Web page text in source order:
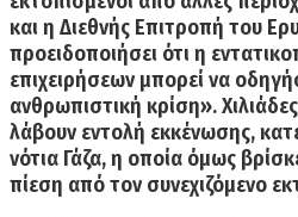
και η Διεθνής Επιτροπή του
προειδοποιήσει ότι η
επιχειρήσεων μπορεί να
ανθρωπιστική κρίση».
λάβουν εντολή εκκένωσης,
νότια Γάζα, η οποία όμως
πίεση από τον συνεχιζόμενο